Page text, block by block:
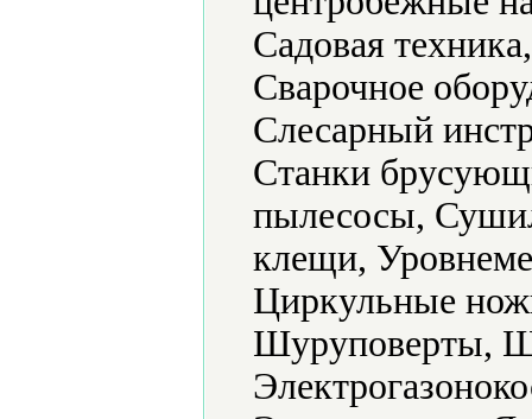
Садовая
Сварочное
Слесарный
Станки
пылесосы,
клещи,
Циркульные
Шуруповерты,